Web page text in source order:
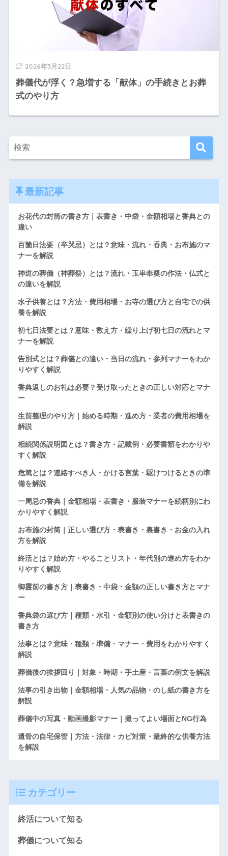
2026年3月22日
葬儀代が浮く？急増する「献体」の手続きとお葬
式のやり方
最新記事
お花代の封筒の書き方｜表書き・中袋・金額相場と香典との
違い
百箇日法要（卒哭忌）とは？意味・流れ・香典・お布施のマ
ナーを解説
神道の葬儀（神葬祭）とは？流れ・玉串奉奠の作法・仏式と
の違いを解説
水子供養とは？方法・費用相場・お寺の選び方と自宅での供
養を解説
初七日法要とは？意味・数え方・繰り上げ初七日の流れとマ
ナーを解説
告別式とは？葬儀との違い・当日の流れ・参列マナーをわか
りやすく解説
香典返しのお礼は必要？受け取ったときの正しい対応とマナ
ー
生前整理のやり方｜始める時期・進め方・業者の費用相場を
解説
相続関係説明図とは？書き方・記載例・必要書類をわかりや
すく解説
危篤とは？連絡すべき人・かける言葉・駆けつけるときの準
備を解説
一周忌の香典｜金額相場・表書き・服装マナーを続柄別にわ
かりやすく解説
お布施の封筒｜正しい選び方・表書き・裏書き・お金の入れ
方を解説
終活とは？始め方・やることリスト・年代別の進め方をわか
りやすく解説
御霊前の書き方｜表書き・中袋・金額の正しい書き方とマナ
ー
香典袋の選び方｜種類・水引・金額別の使い分けと表書きの
書き方
法事とは？意味・種類・準備・マナー・費用をわかりやすく
解説
葬儀後の挨拶回り｜対象・時期・手土産・言葉の例文を解説
法事の引き出物｜金額相場・人気の品物・のし紙の書き方を
解説
葬儀中の写真・動画撮影マナー｜撮ってよい場面とNG行為
遺骨の自宅保管｜方法・法律・カビ対策・最終的な供養方法
を解説
カテゴリー
終活について知る
葬儀について知る